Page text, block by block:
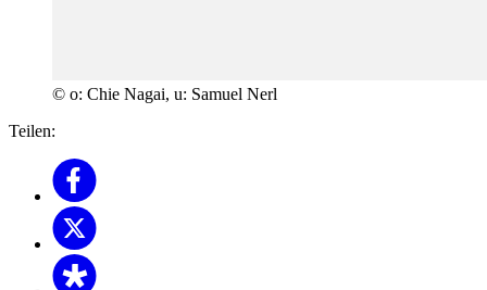
© o: Chie Nagai, u: Samuel Nerl
Teilen: